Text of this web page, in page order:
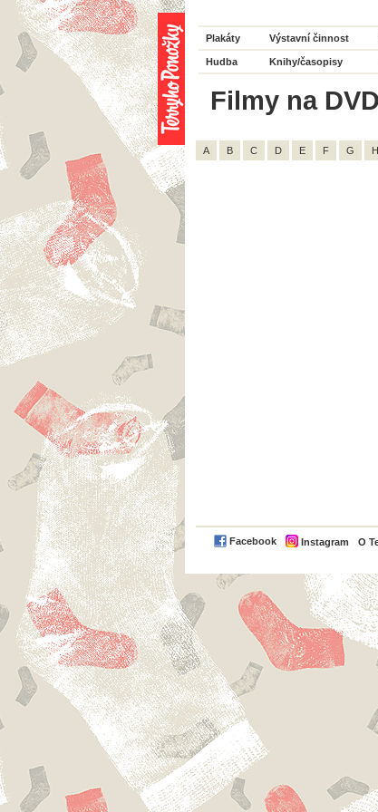
Plakáty Výstavní činnost
Hudba Knihy/časopisy
Filmy na
A B C D E F G H
Facebook Instagram O